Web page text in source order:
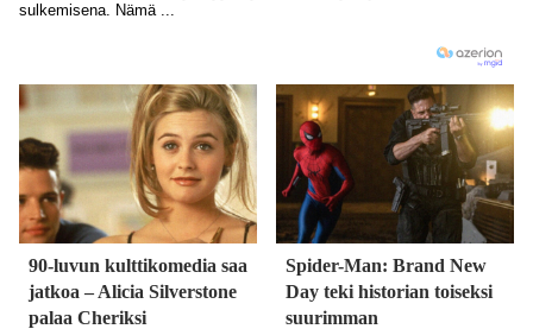
90-luvun kulttikomedia saa
jatkoa – Alicia Silverstone
palaa Cheriksi
Spider-Man: Brand New
Day teki historian toiseksi
suurimman